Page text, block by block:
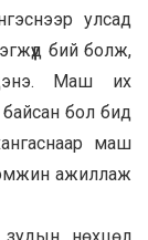
улсад
бий болж,
Маш их
бол бид
маш
ажиллаж